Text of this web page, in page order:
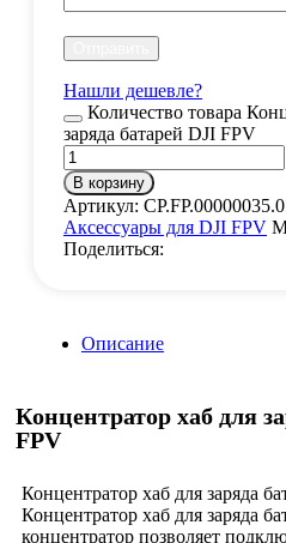
Нашли дешевле?
Количество товара
заряда батарей DJI FPV
В корзину
Артикул:
Аксессуары для DJI FPV
Поделиться:
Описание
Концентратор хаб для
FPV
Концентратор хаб для заряда
Концентратор хаб для заряда
концентратор позволяет